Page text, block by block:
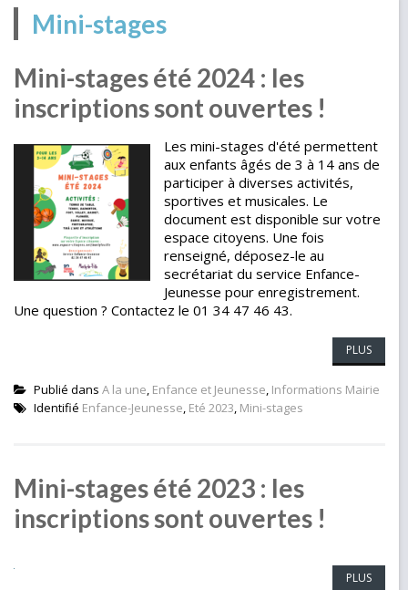
Mini-stages
Mini-stages été 2024 : les
inscriptions sont ouvertes !
Les mini-stages d'été permettent
aux enfants âgés de 3 à 14 ans de
participer à diverses activités,
sportives et musicales. Le
document est disponible sur votre
espace citoyens. Une fois
renseigné, déposez-le au
secrétariat du service Enfance-
Jeunesse pour enregistrement.
Une question ? Contactez le 01 34 47 46 43.
PLUS
Publié dans A la une, Enfance et Jeunesse, Informations Mairie
Identifié Enfance-Jeunesse, Eté 2023, Mini-stages
Mini-stages été 2023 : les
inscriptions sont ouvertes !
PLUS